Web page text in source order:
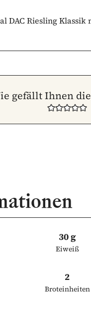
Riesling
gefällt Ihnen
30 g
Eiweiß
2
Broteinheiten